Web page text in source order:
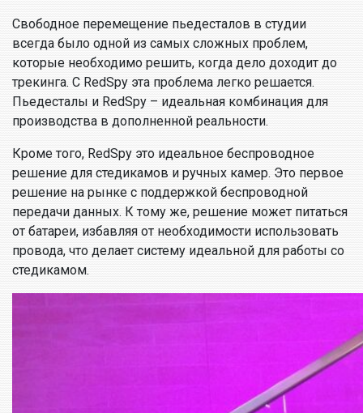
Свободное перемещение пьедесталов в студии
всегда было одной из самых сложных проблем,
которые необходимо решить, когда дело доходит до
трекинга. С RedSpy эта проблема легко решается.
Пьедесталы и RedSpy – идеальная комбинация для
производства в дополненной реальности.
Кроме того, RedSpy это идеальное беспроводное
решение для стедикамов и ручных камер. Это первое
решение на рынке с поддержкой беспроводной
передачи данных. К тому же, решение может питаться
от батареи, избавляя от необходимости использовать
провода, что делает систему идеальной для работы со
стедикамом.